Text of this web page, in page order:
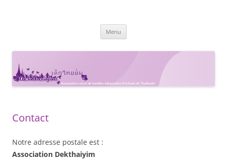
Menu
Contact
Notre adresse postale est :
Association Dekthaiyim